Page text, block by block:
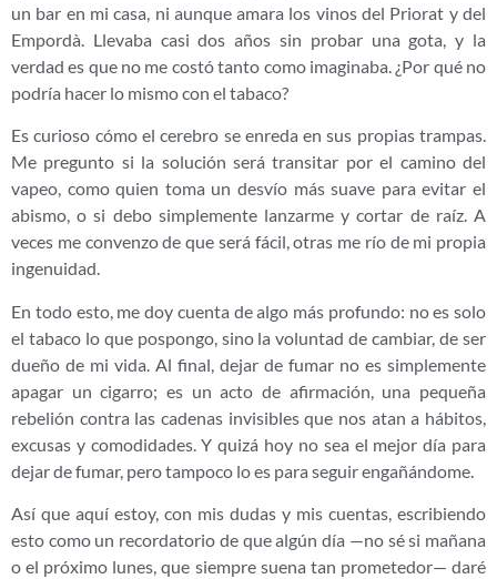
un bar en mi casa, ni aunque amara los vinos del Priorat y del
Empordà. Llevaba casi dos años sin probar una gota, y la
verdad es que no me costó tanto como imaginaba. ¿Por qué no
podría hacer lo mismo con el tabaco?
Es curioso cómo el cerebro se enreda en sus propias trampas.
Me pregunto si la solución será transitar por el camino del
vapeo, como quien toma un desvío más suave para evitar el
abismo, o si debo simplemente lanzarme y cortar de raíz. A
veces me convenzo de que será fácil, otras me río de mi propia
ingenuidad.
En todo esto, me doy cuenta de algo más profundo: no es solo
el tabaco lo que pospongo, sino la voluntad de cambiar, de ser
dueño de mi vida. Al final, dejar de fumar no es simplemente
apagar un cigarro; es un acto de afirmación, una pequeña
rebelión contra las cadenas invisibles que nos atan a hábitos,
excusas y comodidades. Y quizá hoy no sea el mejor día para
dejar de fumar, pero tampoco lo es para seguir engañándome.
Así que aquí estoy, con mis dudas y mis cuentas, escribiendo
esto como un recordatorio de que algún día —no sé si mañana
o el próximo lunes, que siempre suena tan prometedor— daré